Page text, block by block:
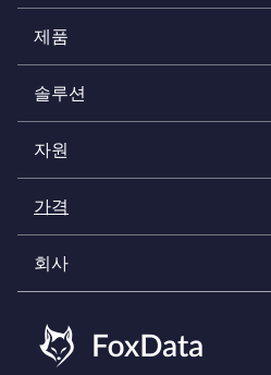
제품
솔루션
자원
가격
회사